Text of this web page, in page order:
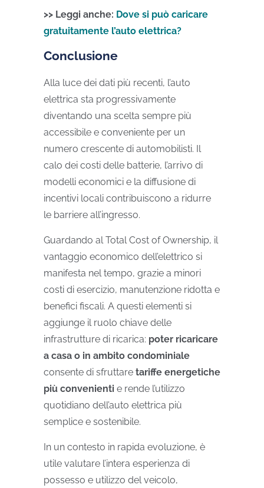
>> Leggi anche: Dove si può caricare
gratuitamente l’auto elettrica?
Conclusione
Alla luce dei dati più recenti, l’auto
elettrica sta progressivamente
diventando una scelta sempre più
accessibile e conveniente per un
numero crescente di automobilisti. Il
calo dei costi delle batterie, l’arrivo di
modelli economici e la diffusione di
incentivi locali contribuiscono a ridurre
le barriere all’ingresso.
Guardando al Total Cost of Ownership, il
vantaggio economico dell’elettrico si
manifesta nel tempo, grazie a minori
costi di esercizio, manutenzione ridotta e
benefici fiscali. A questi elementi si
aggiunge il ruolo chiave delle
infrastrutture di ricarica: poter ricaricare
a casa o in ambito condominiale
consente di sfruttare tariffe energetiche
più convenienti e rende l’utilizzo
quotidiano dell’auto elettrica più
semplice e sostenibile.
In un contesto in rapida evoluzione, è
utile valutare l’intera esperienza di
possesso e utilizzo del veicolo,